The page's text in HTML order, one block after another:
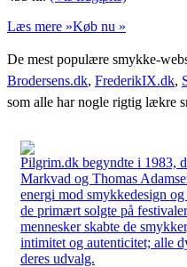
Læs mere »Køb nu »
De mest populære smykke-
Brodersens.dk, FrederikIX.dk,
som alle har nogle rigtig lækre
Pilgrim.dk begyndte i 1983,
Markvad og Thomas
energi mod smykkedesign
de primært solgte på
mennesker skabte de
intimitet og autenticitet; alle
deres udvalg.